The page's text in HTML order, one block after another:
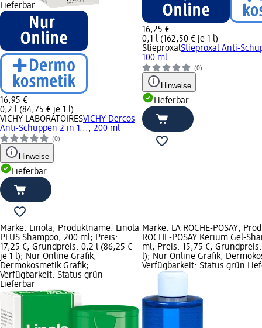
Lieferbar
16,95 €
0,2 l (84,75 € je 1 l)
VICHY LABORATOIRESVICHY Dercos
Anti-Schuppen 2 in 1..., 200 ml
(0)
Hinweise
Lieferbar
16,25 €
0,1 l (162,50 € je 1 l)
StieproxalStieproxal Anti-
100 ml
(0)
Hinweise
Lieferbar
Marke: Linola; Produktname: Linola
PLUS Shampoo, 200 ml; Preis:
17,25 €; Grundpreis: 0,2 l (86,25 €
je 1 l); Nur Online Grafik,
Dermokosmetik Grafik;
Verfügbarkeit: Status grün
Lieferbar
Marke: LA ROCHE-POSAY;
ROCHE-POSAY Kerium Gel-
ml; Preis: 15,75 €;
l); Nur Online Grafik,
Verfügbarkeit: Status grün